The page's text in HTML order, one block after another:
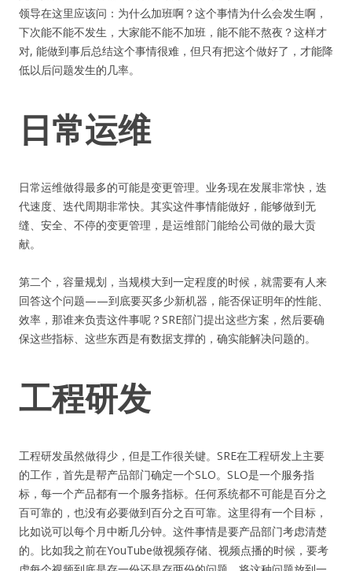
领导在这里应该问：为什么加班啊？这个事情为什么会发生啊，
下次能不能不发生，大家能不能不加班，能不能不熬夜？这样才
对, 能做到事后总结这个事情很难，但只有把这个做好了，才能降
低以后问题发生的几率。
日常运维
日常运维做得最多的可能是变更管理。业务现在发展非常快，迭
代速度、迭代周期非常快。其实这件事情能做好，能够做到无
缝、安全、不停的变更管理，是运维部门能给公司做的最大贡
献。
第二个，容量规划，当规模大到一定程度的时候，就需要有人来
回答这个问题——到底要买多少新机器，能否保证明年的性能、
效率，那谁来负责这件事呢？SRE部门提出这些方案，然后要确
保这些指标、这些东西是有数据支撑的，确实能解决问题的。
工程研发
工程研发虽然做得少，但是工作很关键。SRE在工程研发上主要
的工作，首先是帮产品部门确定一个SLO。SLO是一个服务指
标，每一个产品都有一个服务指标。任何系统都不可能是百分之
百可靠的，也没有必要做到百分之百可靠。这里得有一个目标，
比如说可以每个月中断几分钟。这件事情是要产品部门考虑清楚
的。比如我之前在YouTube做视频存储、视频点播的时候，要考